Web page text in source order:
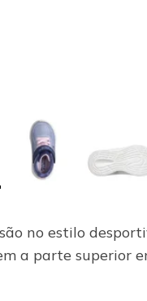
no estilo
a parte superior